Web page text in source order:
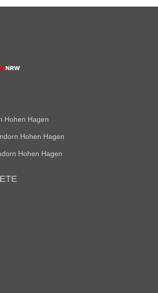
Hohen Hagen
Hohen Hagen
Hohen Hagen